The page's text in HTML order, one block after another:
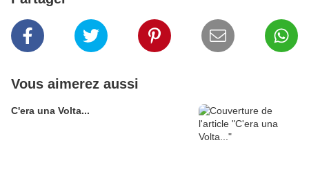
Vous aimerez aussi
C'era una Volta...